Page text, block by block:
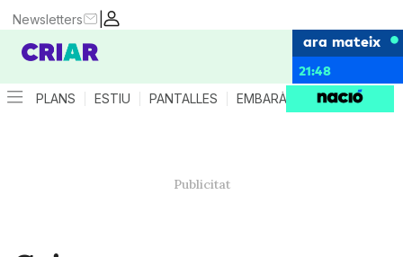
|
Newsletters
ara mateix
21:48
PLANS ESTIU PANTALLES EMBARÀS CRIANÇA